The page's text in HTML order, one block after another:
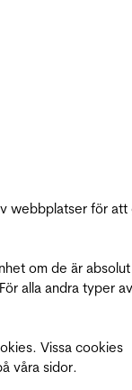
webbplatser för att
om de är absolut
alla andra typer av
Vissa cookies
våra sidor.